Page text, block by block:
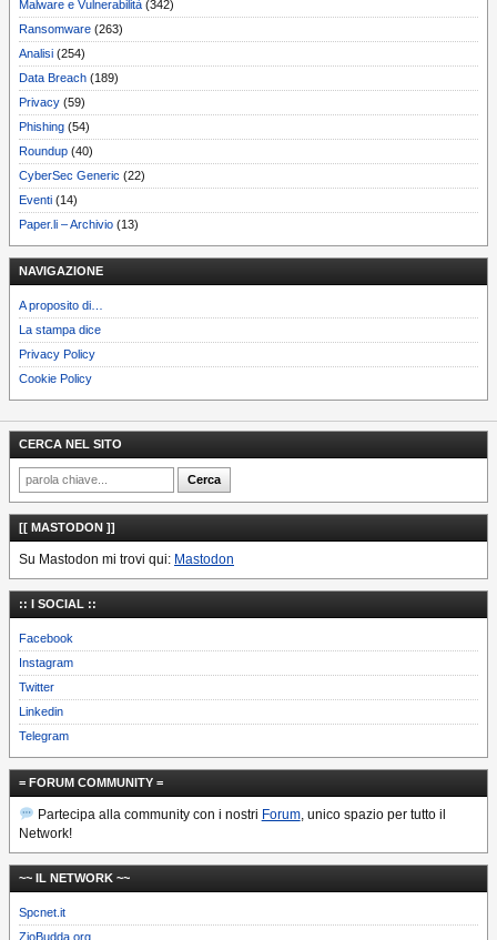
Malware e Vulnerabilità (342)
Ransomware (263)
Analisi (254)
Data Breach (189)
Privacy (59)
Phishing (54)
Roundup (40)
CyberSec Generic (22)
Eventi (14)
Paper.li – Archivio (13)
NAVIGAZIONE
A proposito di…
La stampa dice
Privacy Policy
Cookie Policy
CERCA NEL SITO
[[ MASTODON ]]
Su Mastodon mi trovi qui: Mastodon
:: I SOCIAL ::
Facebook
Instagram
Twitter
Linkedin
Telegram
= FORUM COMMUNITY =
Partecipa alla community con i nostri Forum, unico spazio per tutto il
Network!
~~ IL NETWORK ~~
Spcnet.it
ZioBudda.org